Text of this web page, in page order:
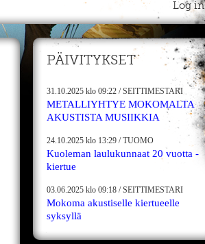
Log in
PÄIVITYKSET
31.10.2025 klo 09:22 /SEITTIMESTARI
METALLIYHTYE MOKOMALTA
AKUSTISTA MUSIIKKIA
24.10.2025 klo 13:29 /TUOMO
Kuoleman laulukunnaat 20 vuotta -
kiertue
03.06.2025 klo 09:18 /SEITTIMESTARI
Mokoma akustiselle kiertueelle
syksyllä